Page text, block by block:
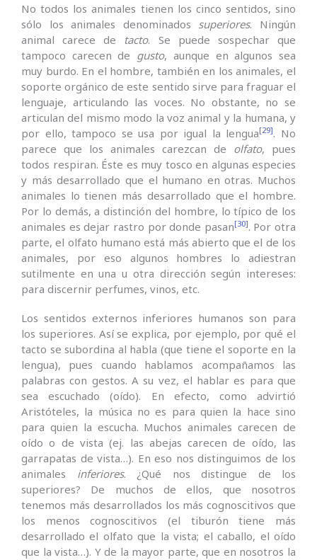
No todos los animales tienen los cinco sentidos, sino
sólo los animales denominados superiores. Ningún
animal carece de tacto. Se puede sospechar que
tampoco carecen de gusto, aunque en algunos sea
muy burdo. En el hombre, también en los animales, el
soporte orgánico de este sentido sirve para fraguar el
lenguaje, articulando las voces. No obstante, no se
articulan del mismo modo la voz animal y la humana, y
por ello, tampoco se usa por igual la lengua[29]. No
parece que los animales carezcan de olfato, pues
todos respiran. Éste es muy tosco en algunas especies
y más desarrollado que el humano en otras. Muchos
animales lo tienen más desarrollado que el hombre.
Por lo demás, a distinción del hombre, lo típico de los
animales es dejar rastro por donde pasan[30]. Por otra
parte, el olfato humano está más abierto que el de los
animales, por eso algunos hombres lo adiestran
sutilmente en una u otra dirección según intereses:
para discernir perfumes, vinos, etc.
Los sentidos externos inferiores humanos son para
los superiores. Así se explica, por ejemplo, por qué el
tacto se subordina al habla (que tiene el soporte en la
lengua), pues cuando hablamos acompañamos las
palabras con gestos. A su vez, el hablar es para que
sea escuchado (oído). En efecto, como advirtió
Aristóteles, la música no es para quien la hace sino
para quien la escucha. Muchos animales carecen de
oído o de vista (ej. las abejas carecen de oído, las
garrapatas de vista…). En eso nos distinguimos de los
animales inferiores. ¿Qué nos distingue de los
superiores? De muchos de ellos, que nosotros
tenemos más desarrollados los más cognoscitivos que
los menos cognoscitivos (el tiburón tiene más
desarrollado el olfato que la vista; el caballo, el oído
que la vista…). Y de la mayor parte, que en nosotros la